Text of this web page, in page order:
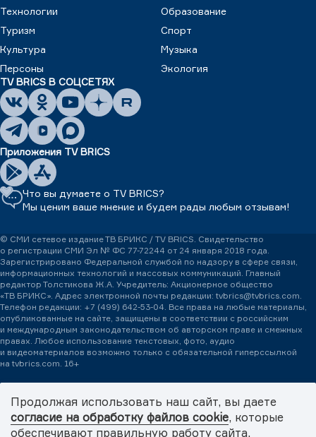
Технологии
Образование
Туризм
Спорт
Культура
Музыка
Персоны
Экология
TV BRICS В СОЦСЕТЯХ
Приложения TV BRICS
Что вы думаете о TV BRICS?
Мы ценим ваше мнение и будем рады любым отзывам!
© СМИ сетевое издание ТВ БРИКС / TV BRICS. Свидетельство
о регистрации СМИ Эл № ФС 77-72244 от 24 января 2018 года.
Зарегистрировано Федеральной службой по надзору в сфере связи,
информационных технологий и массовых коммуникаций. Главный
редактор Толстикова Ж.А. Учредитель: Акционерное общество
«ТВ БРИКС». Адрес электронной почты редакции: tvbrics@tvbrics.com.
Телефон редакции: +7 (499) 642-53-04. Все права на любые материалы,
опубликованные на сайте, защищены в соответствии с российским
и международным законодательством об авторском праве и смежных
правах. Любое использование текстовых, фото, аудио
и видеоматериалов возможно только с обязательной гиперссылкой
на tvbrics.com. 16+
Международная медиасеть TV BRICS – пространство медиадипломатии.
Медиасеть формирует и продвигает объединенную повестку БРИКС+
через систему информационного обмена между партнерами TV BRICS.
© 2026 TV BRICS
Продолжая использовать наш сайт, вы даете
согласие на обработку файлов cookie, которые
обеспечивают правильную работу сайта.